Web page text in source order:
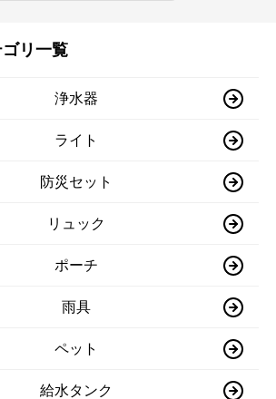
リ一覧
浄水器
ライト
防災セット
リュック
ポーチ
雨具
ペット
給水タンク